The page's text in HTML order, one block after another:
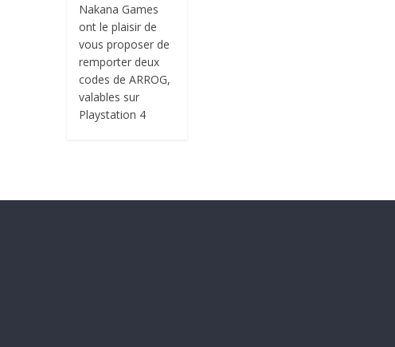
Nakana Games
ont le plaisir de
vous proposer de
remporter deux
codes de ARROG,
valables sur
Playstation 4